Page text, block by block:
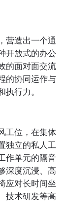
营造出一个通
开放式的办公
的面对面交流
的协同运作与
行力。
工位，在集体
独立的私人工
作单元的隔音
深度沉浸、高
应对长时间坐
技术研发等高